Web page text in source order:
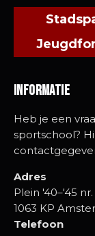
Informatie
Heb je een
sportschool?
Adres
Plein '40–'45 nr.
1063 KP
Telefoon